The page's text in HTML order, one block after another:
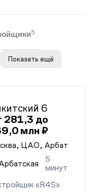
5
Показать ещё
6
281,3 до
млн ₽
ЦАО, Арбат
5
минут
«R4S»